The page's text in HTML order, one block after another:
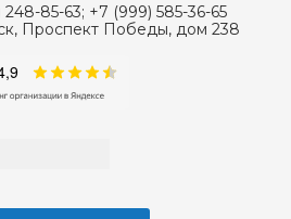
248-85-63; +7 (999) 585-36-65
Проспект Победы, дом 238